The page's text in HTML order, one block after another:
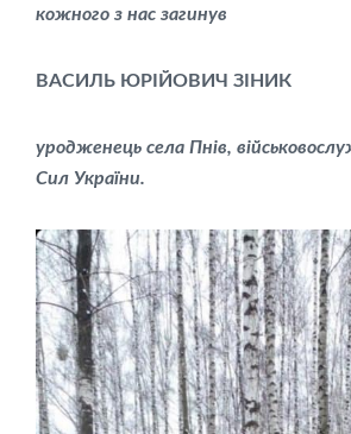
кожного з нас загинув
ВАСИЛЬ ЮРІЙОВИЧ ЗІНИК
уродженець села Пнів,
Сил України.